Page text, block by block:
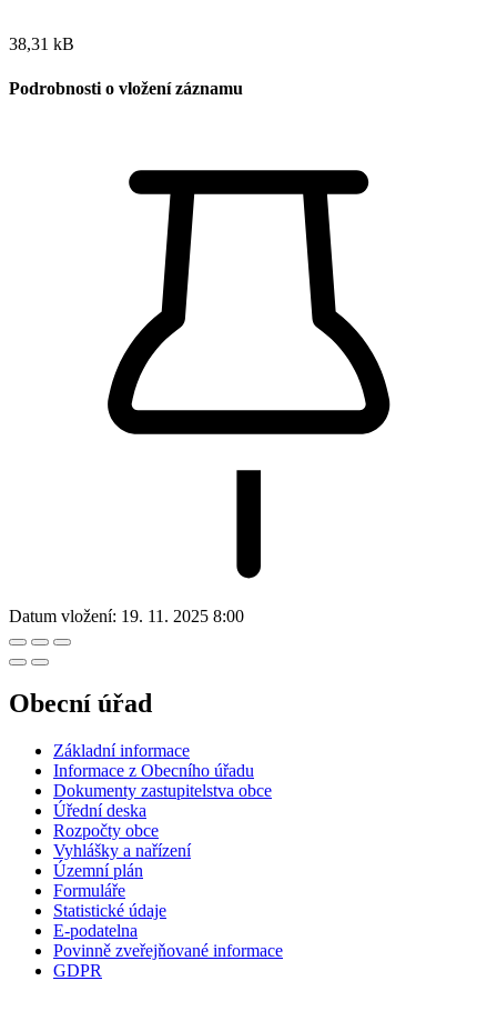
38,31 kB
Podrobnosti o vložení záznamu
Datum vložení: 19. 11. 2025 8:00
Obecní úřad
Základní informace
Informace z Obecního úřadu
Dokumenty zastupitelstva obce
Úřední deska
Rozpočty obce
Vyhlášky a nařízení
Územní plán
Formuláře
Statistické údaje
E-podatelna
Povinně zveřejňované informace
GDPR